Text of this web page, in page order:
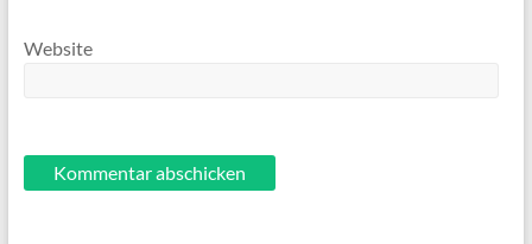
Website